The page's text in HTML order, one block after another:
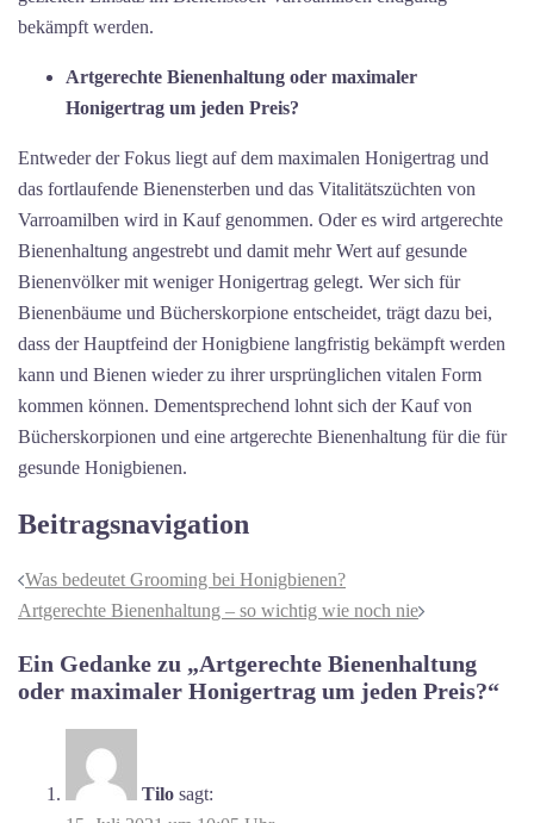
bekämpft werden.
Artgerechte Bienenhaltung oder maximaler
Honigertrag um jeden Preis?
Entweder der Fokus liegt auf dem maximalen Honigertrag und
das fortlaufende Bienensterben und das Vitalitätszüchten von
Varroamilben wird in Kauf genommen. Oder es wird artgerechte
Bienenhaltung angestrebt und damit mehr Wert auf gesunde
Bienenvölker mit weniger Honigertrag gelegt. Wer sich für
Bienenbäume und Bücherskorpione entscheidet, trägt dazu bei,
dass der Hauptfeind der Honigbiene langfristig bekämpft werden
kann und Bienen wieder zu ihrer ursprünglichen vitalen Form
kommen können. Dementsprechend lohnt sich der Kauf von
Bücherskorpionen und eine artgerechte Bienenhaltung für die für
gesunde Honigbienen.
Beitragsnavigation
Was bedeutet Grooming bei Honigbienen?
Artgerechte Bienenhaltung – so wichtig wie noch nie
Ein Gedanke zu „Artgerechte Bienenhaltung
oder maximaler Honigertrag um jeden Preis?“
Tilo sagt: